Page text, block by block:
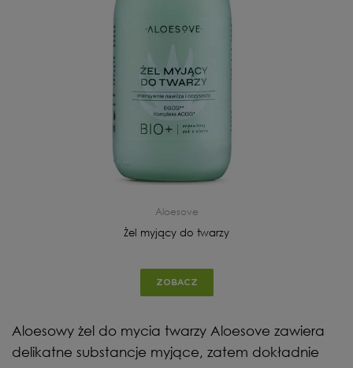
Aloesove
Żel myjący do twarzy
ZOBACZ
Aloesowy żel do mycia twarzy Aloesove zawiera
delikatne substancje myjące, zatem dokładnie